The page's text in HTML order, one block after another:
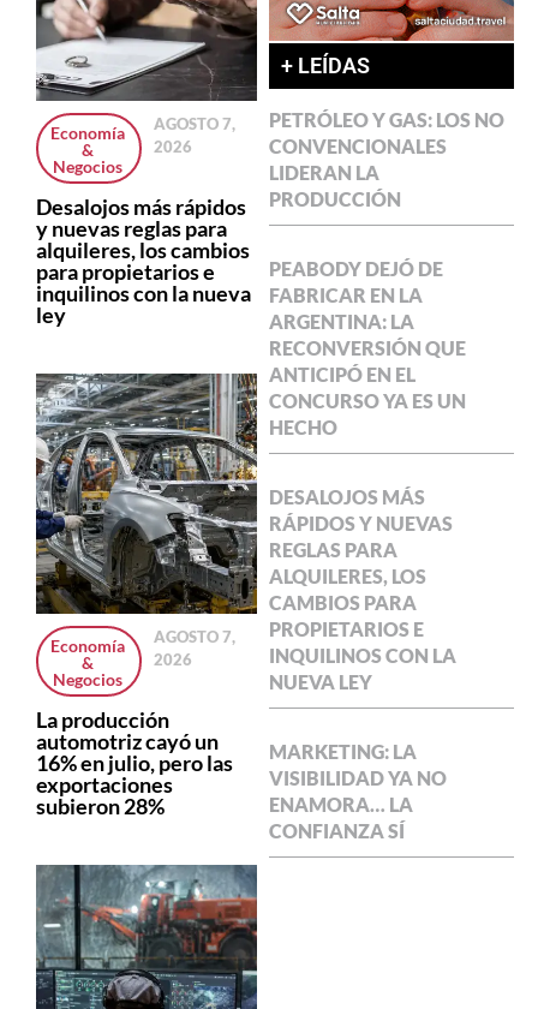
Economía
&
Negocios
AGOSTO 7,
2026
Desalojos más rápidos
y nuevas reglas para
alquileres, los cambios
para propietarios e
inquilinos con la nueva
ley
Economía
&
Negocios
AGOSTO 7,
2026
La producción
automotriz cayó un
16% en julio, pero las
exportaciones
subieron 28%
+ LEÍDAS
PETRÓLEO Y GAS: LOS NO
CONVENCIONALES
LIDERAN LA
PRODUCCIÓN
PEABODY DEJÓ DE
FABRICAR EN LA
ARGENTINA: LA
RECONVERSIÓN QUE
ANTICIPÓ EN EL
CONCURSO YA ES UN
HECHO
DESALOJOS MÁS
RÁPIDOS Y NUEVAS
REGLAS PARA
ALQUILERES, LOS
CAMBIOS PARA
PROPIETARIOS E
INQUILINOS CON LA
NUEVA LEY
MARKETING: LA
VISIBILIDAD YA NO
ENAMORA… LA
CONFIANZA SÍ